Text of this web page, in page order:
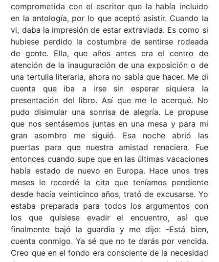
comprometida con el escritor que la había incluido
en la antología, por lo que aceptó asistir. Cuando la
vi, daba la impresión de estar extraviada. Es como si
hubiese perdido la costumbre de sentirse rodeada
de gente. Ella, que años antes era el centro de
atención de la inauguración de una exposición o de
una tertulia literaria, ahora no sabía que hacer. Me di
cuenta que iba a irse sin esperar siquiera la
presentación del libro. Así que me le acerqué. No
pudo disimular una sonrisa de alegría. Le propuse
que nos sentásemos juntas en una mesa y para mi
gran asombro me siguió. Esa noche abrió las
puertas para que nuestra amistad renaciera. Fue
entonces cuando supe que en las últimas vacaciones
había estado de nuevo en Europa. Hace unos tres
meses le recordé la cita que teníamos pendiente
desde hacía veinticinco años, trató de excusarse. Yo
estaba preparada para todos los argumentos con
los que quisiese evadir el encuentro, así que
finalmente bajó la guardia y me dijo: -Está bien,
cuenta conmigo. Ya sé que no te darás por vencida.
Creo que en el fondo era consciente de la necesidad